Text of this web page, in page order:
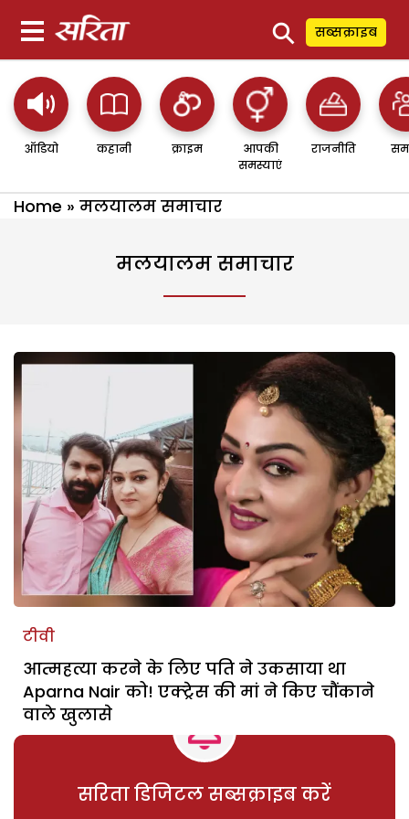
⚲ सब्सक्राइब
ऑडियो कहानी क्राइम
आपकी
समस्याएं
राजनीति
Home » मलयालम समाचार
मलयालम समाचार
टीवी
आत्महत्या करने के लिए पति ने उकसाया था
Aparna Nair को! एक्ट्रेस की मां ने किए चौंकाने
वाले खुलासे
सरिता डिजिटल सब्सक्राइब करें